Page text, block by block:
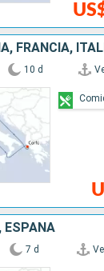
FRANCIA,
10 d
ESPAÑA
7 d